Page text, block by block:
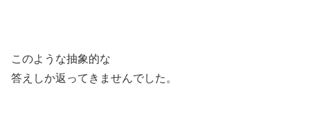
このような抽象的な
答えしか返ってきませんでした。